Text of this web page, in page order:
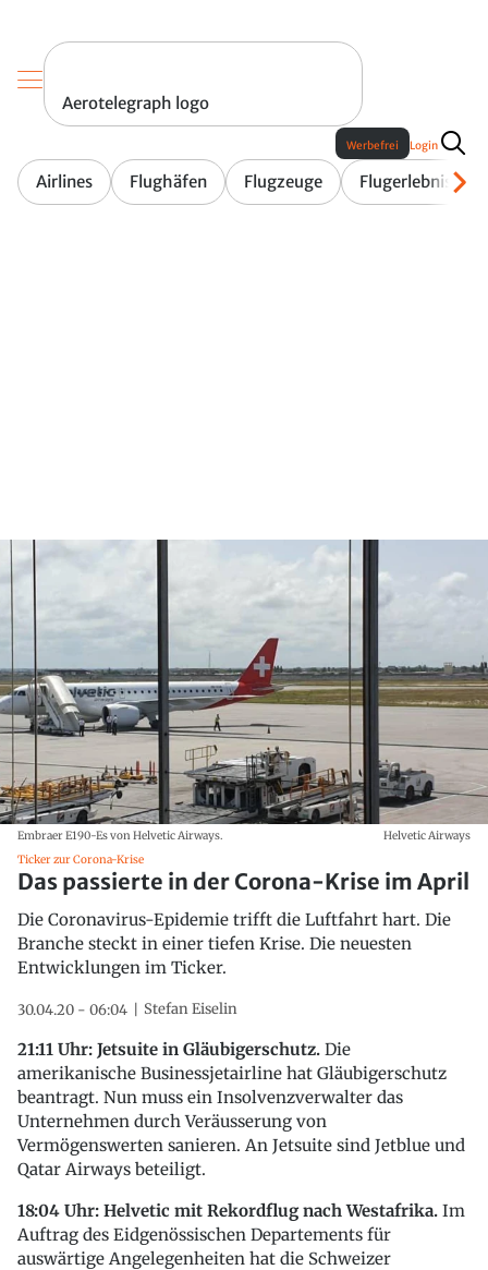
Aerotelegraph logo
Airlines Flughäfen Flugzeuge Flugerlebnis
Werbefrei Login
Embraer E190-Es von Helvetic Airways.
Helvetic Airways
Ticker zur Corona-Krise
Das passierte in der Corona-Krise im April
Die Coronavirus-Epidemie trifft die Luftfahrt hart. Die
Branche steckt in einer tiefen Krise. Die neuesten
Entwicklungen im Ticker.
30.04.20 - 06:04 Stefan Eiselin
21:11 Uhr: Jetsuite in Gläubigerschutz. Die
amerikanische Businessjetairline hat Gläubigerschutz
beantragt. Nun muss ein Insolvenzverwalter das
Unternehmen durch Veräusserung von
Vermögenswerten sanieren. An Jetsuite sind Jetblue und
Qatar Airways beteiligt.
18:04 Uhr: Helvetic mit Rekordflug nach Westafrika. Im
Auftrag des Eidgenössischen Departements für
auswärtige Angelegenheiten hat die Schweizer